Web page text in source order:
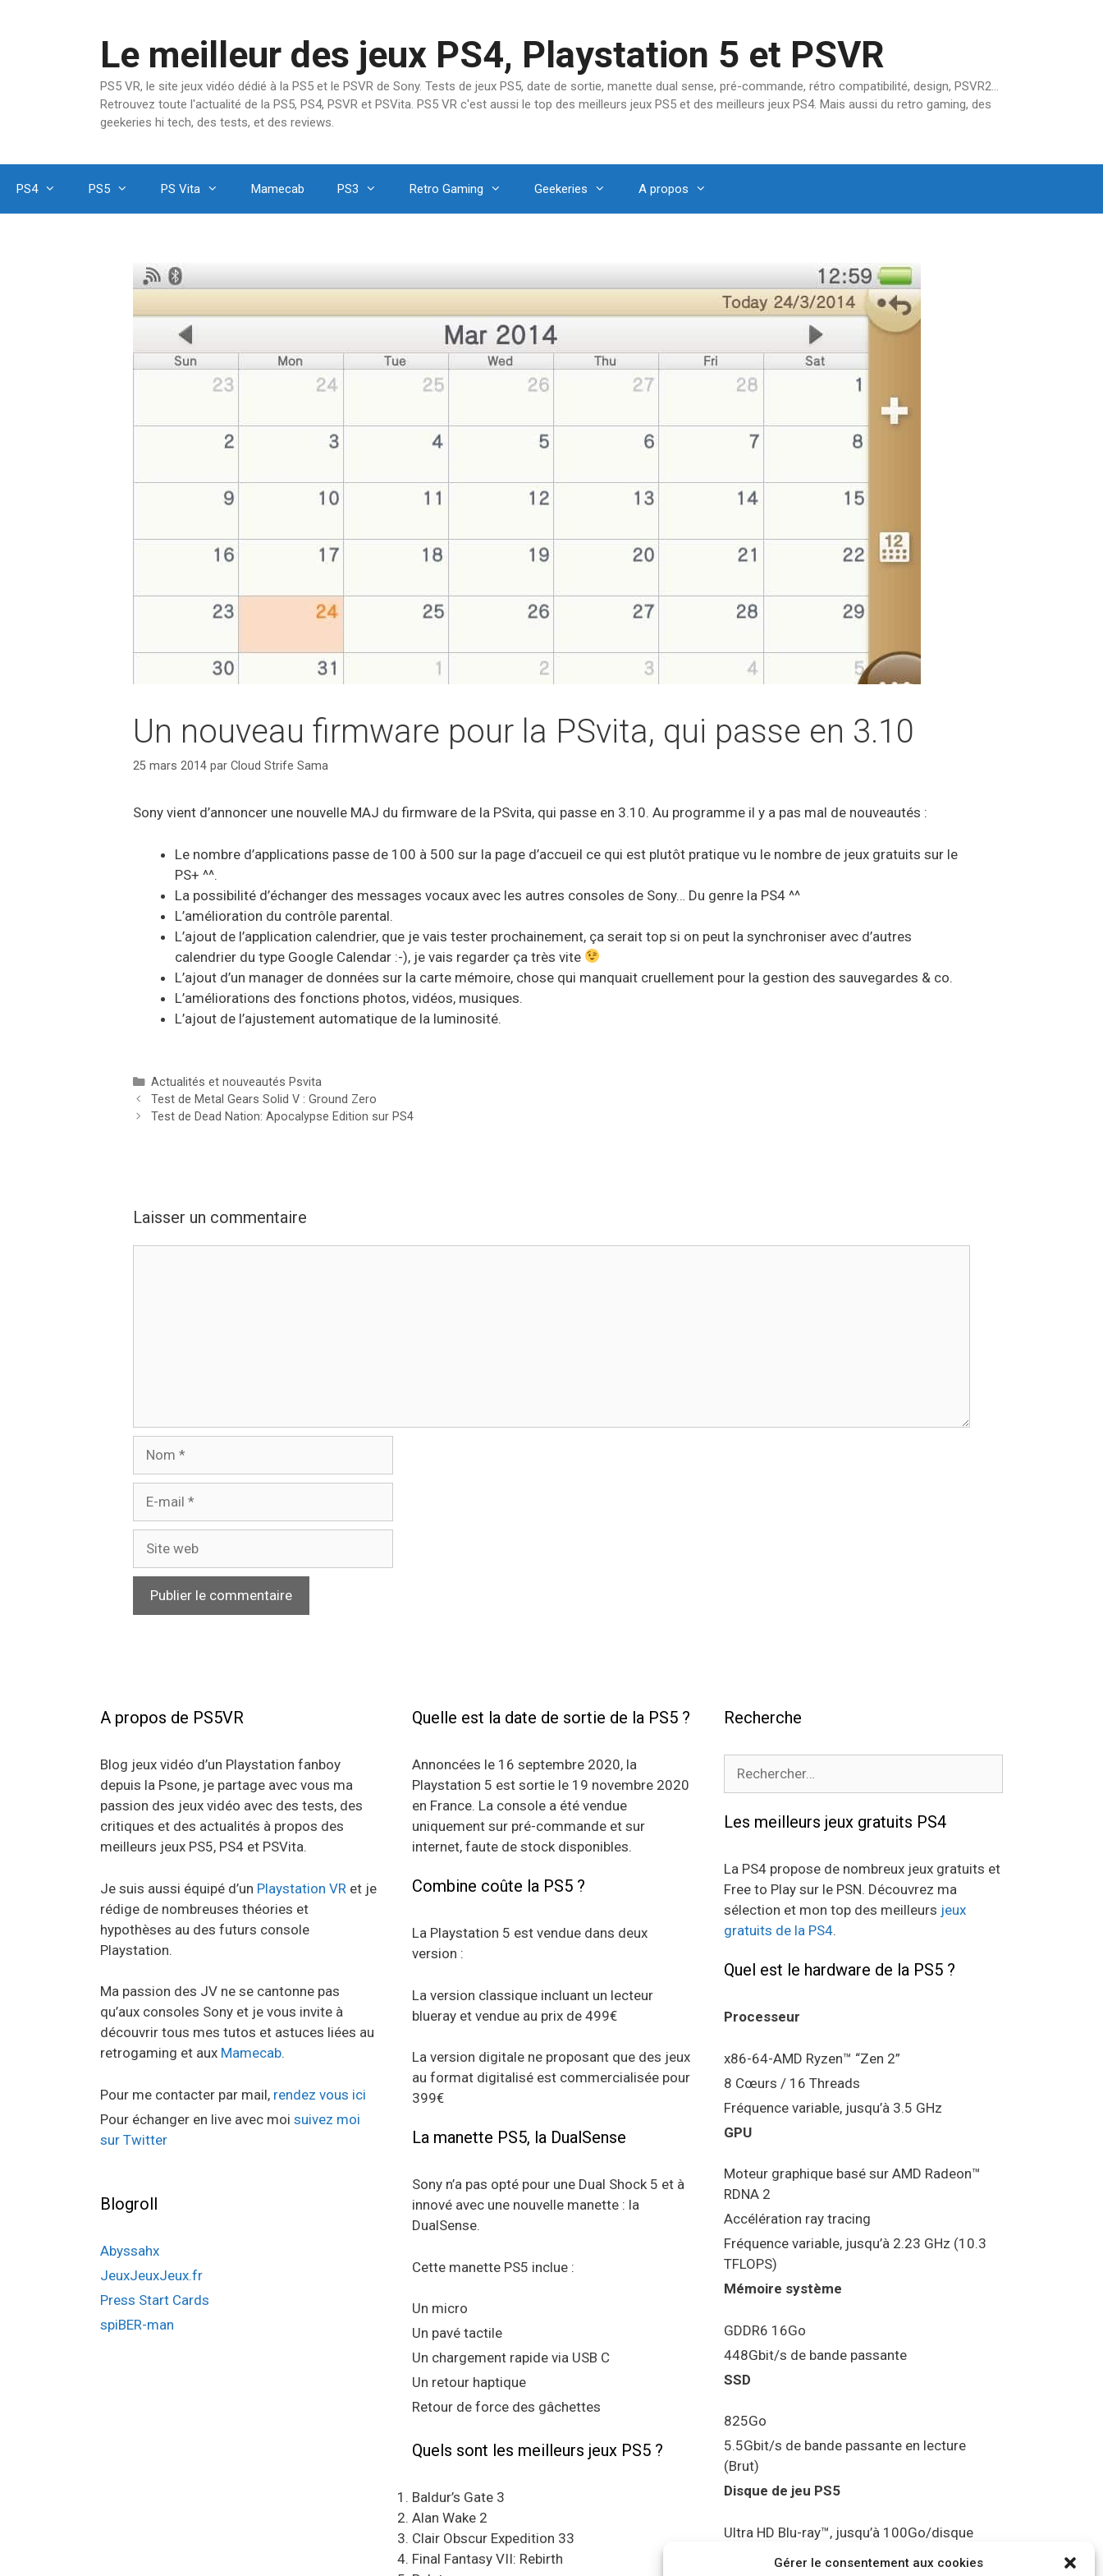
Gérer le consentement aux cookies
Le meilleur des jeux PS4, Playstation 5 et PSVR
PS5 VR, le site jeux vidéo dédié à la PS5 et le PSVR de Sony. Tests de jeux PS5, date de sortie, manette dual sense, pré-commande, rétro compatibilité, design, PSVR2…
Retrouvez toute l'actualité de la PS5, PS4, PSVR et PSVita. PS5 VR c'est aussi le top des meilleurs jeux PS5 et des meilleurs jeux PS4. Mais aussi du retro gaming, des
geekeries hi tech, des tests, et des reviews.
PS4 PS5 PS Vita Mamecab PS3 Retro Gaming Geekeries A propos
Un nouveau firmware pour la PSvita, qui passe en 3.10
25 mars 2014 par Cloud Strife Sama
Sony vient d’annoncer une nouvelle MAJ du firmware de la PSvita, qui passe en 3.10. Au programme il y a pas mal de nouveautés :
Le nombre d’applications passe de 100 à 500 sur la page d’accueil ce qui est plutôt pratique vu le nombre de jeux gratuits sur le
PS+ ^^.
La possibilité d’échanger des messages vocaux avec les autres consoles de Sony… Du genre la PS4 ^^
L’amélioration du contrôle parental.
L’ajout de l’application calendrier, que je vais tester prochainement, ça serait top si on peut la synchroniser avec d’autres
calendrier du type Google Calendar :-), je vais regarder ça très vite
L’ajout d’un manager de données sur la carte mémoire, chose qui manquait cruellement pour la gestion des sauvegardes & co.
L’améliorations des fonctions photos, vidéos, musiques.
L’ajout de l’ajustement automatique de la luminosité.
Catégories
Actualités et nouveautés Psvita
Test de Metal Gears Solid V : Ground Zero
Test de Dead Nation: Apocalypse Edition sur PS4
Laisser un commentaire
A propos de PS5VR
Blog jeux vidéo d’un Playstation fanboy
depuis la Psone, je partage avec vous ma
passion des jeux vidéo avec des tests, des
critiques et des actualités à propos des
meilleurs jeux PS5, PS4 et PSVita.
Je suis aussi équipé d’un Playstation VR et je
rédige de nombreuses théories et
hypothèses au des futurs console
Playstation.
Ma passion des JV ne se cantonne pas
qu’aux consoles Sony et je vous invite à
découvrir tous mes tutos et astuces liées au
retrogaming et aux Mamecab.
Pour me contacter par mail, rendez vous ici
Pour échanger en live avec moi suivez moi
sur Twitter
Blogroll
Abyssahx
JeuxJeuxJeux.fr
Press Start Cards
spiBER-man
Quelle est la date de sortie de la PS5 ?
Annoncées le 16 septembre 2020, la
Playstation 5 est sortie le 19 novembre 2020
en France. La console a été vendue
uniquement sur pré-commande et sur
internet, faute de stock disponibles.
Combine coûte la PS5 ?
La Playstation 5 est vendue dans deux
version :
La version classique incluant un lecteur
blueray et vendue au prix de 499€
La version digitale ne proposant que des jeux
au format digitalisé est commercialisée pour
399€
La manette PS5, la DualSense
Sony n’a pas opté pour une Dual Shock 5 et à
innové avec une nouvelle manette : la
DualSense.
Cette manette PS5 inclue :
Un micro
Un pavé tactile
Un chargement rapide via USB C
Un retour haptique
Retour de force des gâchettes
Quels sont les meilleurs jeux PS5 ?
Baldur’s Gate 3
Alan Wake 2
Clair Obscur Expedition 33
Final Fantasy VII: Rebirth
Recherche
Les meilleurs jeux gratuits PS4
La PS4 propose de nombreux jeux gratuits et
Free to Play sur le PSN. Découvrez ma
sélection et mon top des meilleurs jeux
gratuits de la PS4.
Quel est le hardware de la PS5 ?
Processeur
x86-64-AMD Ryzen™ “Zen 2”
8 Cœurs / 16 Threads
Fréquence variable, jusqu’à 3.5 GHz
GPU
Moteur graphique basé sur AMD Radeon™
RDNA 2
Accélération ray tracing
Fréquence variable, jusqu’à 2.23 GHz (10.3
TFLOPS)
Mémoire système
GDDR6 16Go
448Gbit/s de bande passante
SSD
825Go
5.5Gbit/s de bande passante en lecture
(Brut)
Disque de jeu PS5
Ultra HD Blu-ray™, jusqu’à 100Go/disque
Sortie vidéo